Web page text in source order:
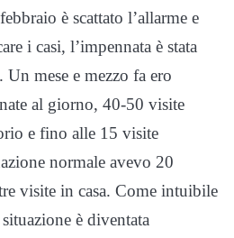
è scattato l’allarme e
i casi, l’impennata è stata
mese e mezzo fa ero
al giorno, 40-50 visite
e fino alle 15 visite
normale avevo 20
visite in casa. Come intuibile
è diventata